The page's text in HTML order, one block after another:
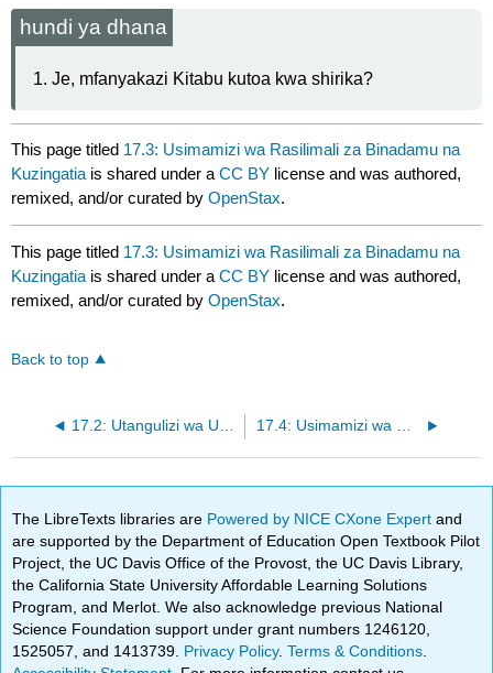
hundi ya dhana
Je, mfanyakazi Kitabu kutoa kwa shirika?
This page titled 17.3: Usimamizi wa Rasilimali za Binadamu na
Kuzingatiais shared under aCC BY license and was authored,
remixed, and/or curated byOpenStax.
This page titled 17.3: Usimamizi wa Rasilimali za Binadamu na
Kuzingatia is shared under aCC BY license and was authored,
remixed, and/or curated byOpenStax.
Back to top
17.2: Utangulizi wa Usimamizi wa Rasilimali 17.4: Usimamizi wa Utendaji
The LibreTexts libraries are Powered by NICE CXone Expertand
are supported by the Department of Education Open Textbook Pilot
Project, the UC Davis Office of the Provost, the UC Davis Library,
the California State University Affordable Learning Solutions
Program, and Merlot. We also acknowledge previous National
Science Foundation support under grant numbers 1246120,
1525057, and 1413739. Privacy Policy.Terms & Conditions